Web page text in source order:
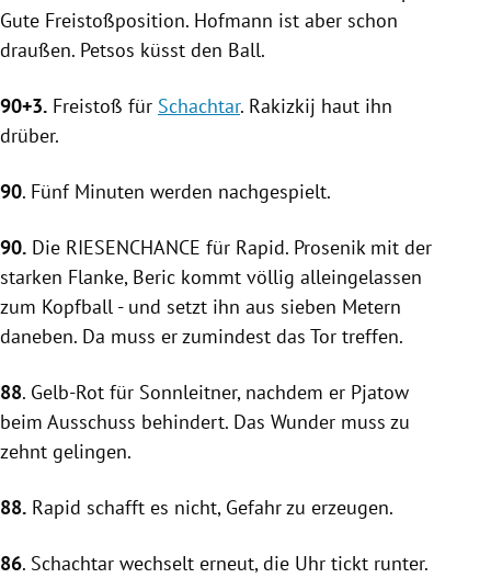
Gute Freistoßposition. Hofmann ist aber schon
draußen. Petsos küsst den Ball.
90+3. Freistoß für Schachtar. Rakizkij haut ihn
drüber.
90. Fünf Minuten werden nachgespielt.
90. Die RIESENCHANCE für Rapid. Prosenik mit der
starken Flanke, Beric kommt völlig alleingelassen
zum Kopfball - und setzt ihn aus sieben Metern
daneben. Da muss er zumindest das Tor treffen.
88. Gelb-Rot für Sonnleitner, nachdem er Pjatow
beim Ausschuss behindert. Das Wunder muss zu
zehnt gelingen.
88. Rapid schafft es nicht, Gefahr zu erzeugen.
86. Schachtar wechselt erneut, die Uhr tickt runter.